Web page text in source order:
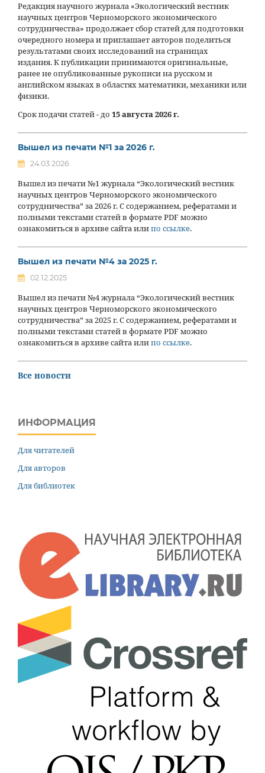
Редакция научного журнала «Экологический вестник
научных центров Черноморского экономического
сотрудничества» продолжает сбор статей для подготовки
очередного номера и приглашает авторов поделиться
результатами своих исследований на страницах
издания. К публикации принимаются оригинальные,
ранее не опубликованные рукописи на русском и
английском языках в областях математики, механики или
физики.
Срок подачи статей - до 15 августа 2026 г.
Вышел из печати №1 за 2026 г.
24.03.2026
Вышел из печати №1 журнала “Экологический вестник
научных центров Черноморского экономического
сотрудничества” за 2026 г. С содержанием, рефератами и
полными текстами статей в формате PDF можно
ознакомиться в архиве сайта илипо ссылке.
Вышел из печати №4 за 2025 г.
02.12.2025
Вышел из печати №4 журнала “Экологический вестник
научных центров Черноморского экономического
сотрудничества” за 2025 г. С содержанием, рефератами и
полными текстами статей в формате PDF можно
ознакомиться в архиве сайта илипо ссылке.
Все новости
ИНФОРМАЦИЯ
Для читателей
Для авторов
Для библиотек